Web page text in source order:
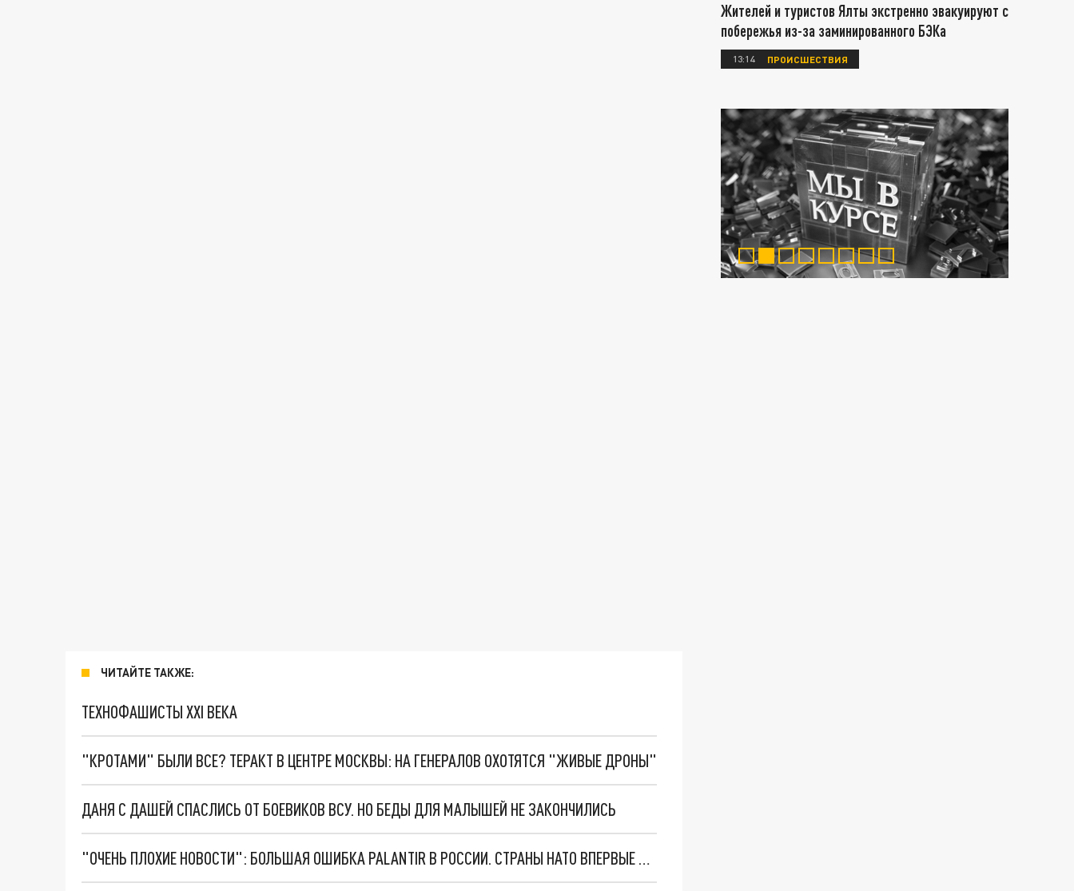
ЧИТАЙТЕ ТАКЖЕ:
ТЕХНОФАШИСТЫ XXI ВЕКА
"КРОТАМИ" БЫЛИ ВСЕ? ТЕРАКТ В ЦЕНТРЕ МОСКВЫ: НА ГЕНЕРАЛОВ ОХОТЯТСЯ "ЖИВЫЕ ДРОНЫ"
ДАНЯ С ДАШЕЙ СПАСЛИСЬ ОТ БОЕВИКОВ ВСУ. НО БЕДЫ ДЛЯ МАЛЫШЕЙ НЕ ЗАКОНЧИЛИСЬ
"ОЧЕНЬ ПЛОХИЕ НОВОСТИ": БОЛЬШАЯ ОШИБКА PALANTIR В РОССИИ. СТРАНЫ НАТО ВПЕРВЫЕ ЗА СВО ОСТАНОВИЛИ ПОСТАВКИ ОРУЖИЯ. ВСУ ТЕРЯЮТ ПРИГРАНИЧЬЕ?
Жителей и туристов Ялты экстренно эвакуируют с
побережья из-за заминированного БЭКа
13:14 ПРОИСШЕСТВИЯ